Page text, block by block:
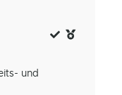
und